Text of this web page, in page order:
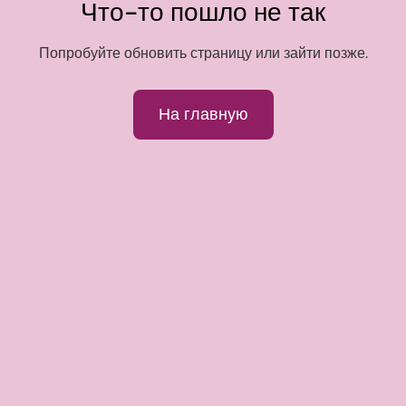
Что-то пошло не так
Попробуйте обновить страницу или зайти позже.
На главную